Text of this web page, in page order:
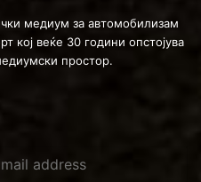
медиум за автомобилизам
кој веќе 30 години опстојува
простор.